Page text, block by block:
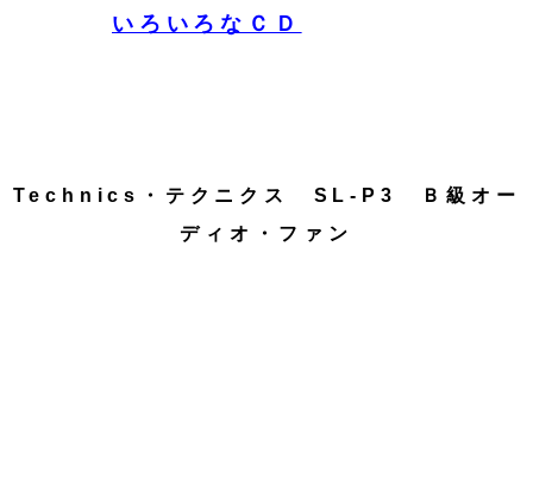
いろいろなＣＤ
Technics・テクニクス SL-P3 Ｂ級オー
ディオ・ファン